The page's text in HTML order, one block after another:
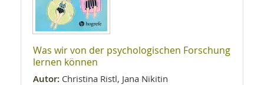
Was wir von der psychologischen Forschung
lernen können
Autor: Christina Ristl, Jana Nikitin